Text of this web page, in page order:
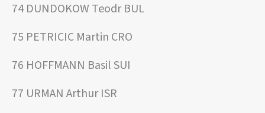
74 DUNDOKOW Teodr BUL
75 PETRICIC Martin CRO
76 HOFFMANN Basil SUI
77 URMAN Arthur ISR